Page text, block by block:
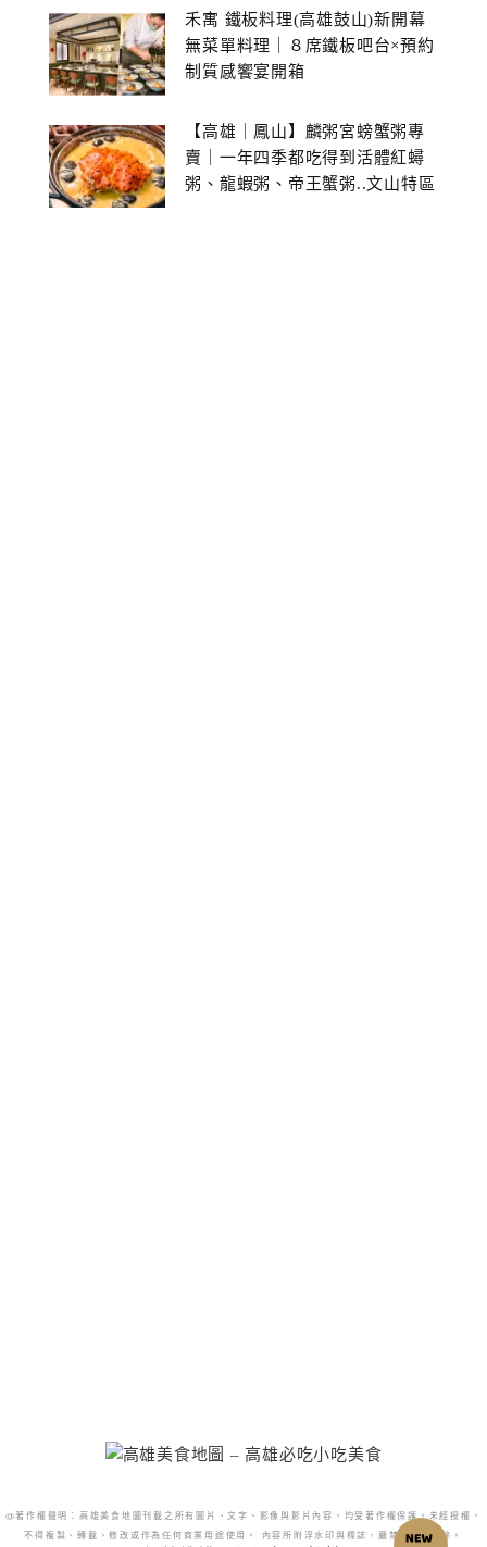
禾寓 鐵板料理(高雄鼓山)新開幕
無菜單料理｜８席鐵板吧台×預約
制質感饗宴開箱
【高雄｜鳳山】麟粥宮螃蟹粥專
賣｜一年四季都吃得到活體紅蟳
粥、龍蝦粥、帝王蟹粥..文山特區
@著作權聲明：高雄美食地圖刊載之所有圖片、文字、影像與影片內容，均受著作權保護。未經授權，
不得複製、轉載、修改或作為任何商業用途使用。 內容所附浮水印與標誌，嚴禁更改或移除。